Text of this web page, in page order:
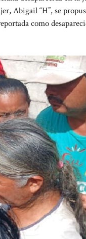
Abigail “H”, se
como